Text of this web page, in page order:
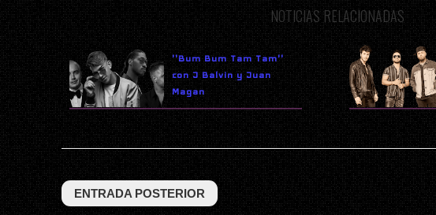
NOTICIAS RELACIONADAS
''Bum Bum Tam Tam''
con J Balvin y Juan
Magan
ENTRADA POSTERIOR